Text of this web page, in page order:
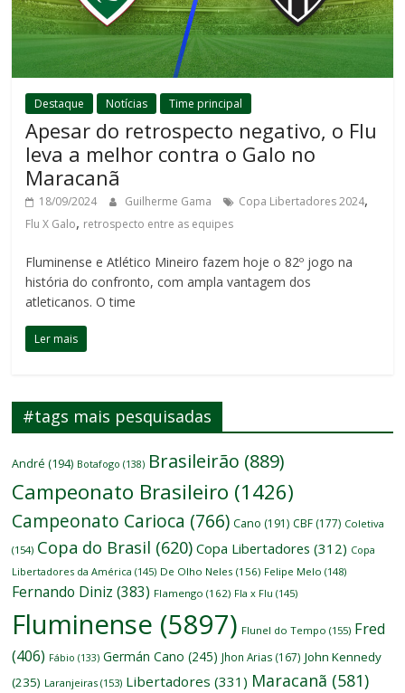
Destaque Notícias Time principal
Apesar do retrospecto negativo, o Flu
leva a melhor contra o Galo no
Maracanã
18/09/2024 Guilherme Gama Copa Libertadores 2024,
Flu X Galo, retrospecto entre as equipes
Fluminense e Atlético Mineiro fazem hoje o 82º jogo na
história do confronto, com ampla vantagem dos
atleticanos. O time
Ler mais
#tags mais pesquisadas
André (194) Botafogo (138) Brasileirão (889)
Campeonato Brasileiro (1426)
Campeonato Carioca (766) Cano (191) CBF (177) Coletiva
(154) Copa do Brasil (620) Copa Libertadores (312) Copa
Libertadores da América (145) De Olho Neles (156) Felipe Melo (148)
Fernando Diniz (383) Flamengo (162) Fla x Flu (145)
Fluminense (5897) Flunel do Tempo (155) Fred
(406) Fábio (133) Germán Cano (245) Jhon Arias (167) John Kennedy
(235) Laranjeiras (153) Libertadores (331) Maracanã (581)